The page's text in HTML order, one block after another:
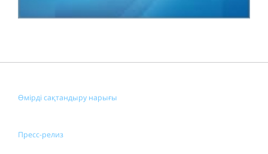
Өмірді сақтандыру нарығы
Пресс-релиз